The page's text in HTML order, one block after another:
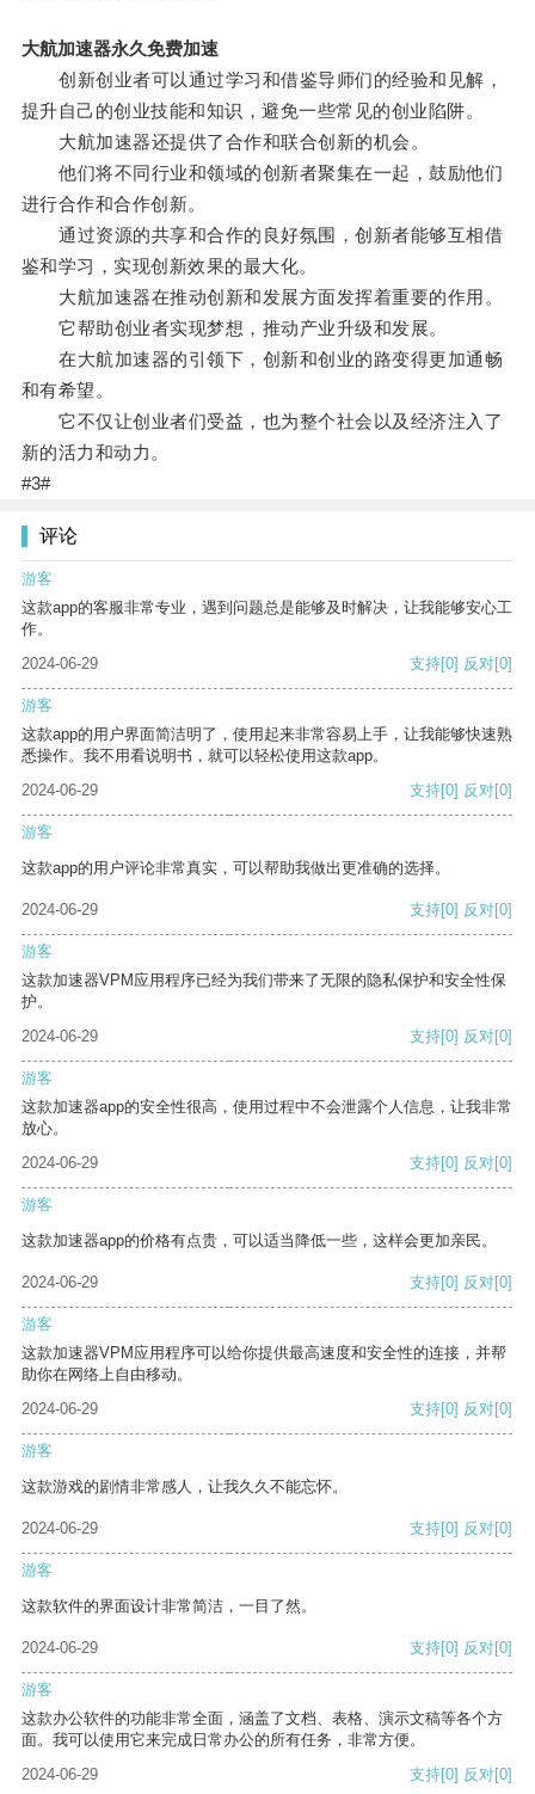
大航加速器永久免费加速
创新创业者可以通过学习和借鉴导师们的经验和见解，
提升自己的创业技能和知识，避免一些常见的创业陷阱。
大航加速器还提供了合作和联合创新的机会。
他们将不同行业和领域的创新者聚集在一起，鼓励他们
进行合作和合作创新。
通过资源的共享和合作的良好氛围，创新者能够互相借
鉴和学习，实现创新效果的最大化。
大航加速器在推动创新和发展方面发挥着重要的作用。
它帮助创业者实现梦想，推动产业升级和发展。
在大航加速器的引领下，创新和创业的路变得更加通畅
和有希望。
它不仅让创业者们受益，也为整个社会以及经济注入了
新的活力和动力。
#3#
评论
游客
这款app的客服非常专业，遇到问题总是能够及时解决，让我能够安心工
作。
2024-06-29
支持[0] 反对[0]
游客
这款app的用户界面简洁明了，使用起来非常容易上手，让我能够快速熟
悉操作。我不用看说明书，就可以轻松使用这款app。
2024-06-29
支持[0] 反对[0]
游客
这款app的用户评论非常真实，可以帮助我做出更准确的选择。
2024-06-29 支持[0] 反对[0]
游客
这款加速器VPM应用程序已经为我们带来了无限的隐私保护和安全性保
护。
2024-06-29
支持[0] 反对[0]
游客
这款加速器app的安全性很高，使用过程中不会泄露个人信息，让我非常
放心。
2024-06-29
支持[0] 反对[0]
游客
这款加速器app的价格有点贵，可以适当降低一些，这样会更加亲民。
2024-06-29 支持[0] 反对[0]
游客
这款加速器VPM应用程序可以给你提供最高速度和安全性的连接，并帮
助你在网络上自由移动。
2024-06-29
支持[0] 反对[0]
游客
这款游戏的剧情非常感人，让我久久不能忘怀。
2024-06-29 支持[0] 反对[0]
游客
这款软件的界面设计非常简洁，一目了然。
2024-06-29 支持[0] 反对[0]
游客
这款办公软件的功能非常全面，涵盖了文档、表格、演示文稿等各个方
面。我可以使用它来完成日常办公的所有任务，非常方便。
2024-06-29
支持[0] 反对[0]